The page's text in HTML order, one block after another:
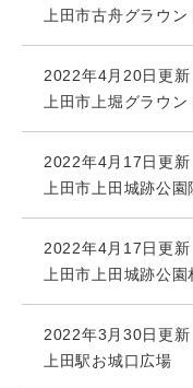
上田市古舟グラウン
2022年4月20日更新
上田市上堀グラウン
2022年4月17日更新
上田市上田城跡公
2022年4月17日更新
上田市上田城跡公
2022年3月30日更新
上田駅お城口広場